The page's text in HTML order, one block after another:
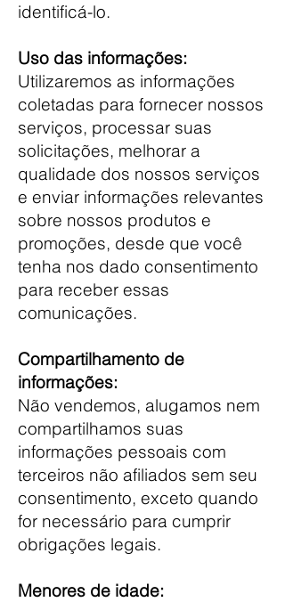
identificá-lo.
Uso das informações:
Utilizaremos as informações
coletadas para fornecer nossos
serviços, processar suas
solicitações, melhorar a
qualidade dos nossos serviços
e enviar informações relevantes
sobre nossos produtos e
promoções, desde que você
tenha nos dado consentimento
para receber essas
comunicações.
Compartilhamento de
informações:
Não vendemos, alugamos nem
compartilhamos suas
informações pessoais com
terceiros não afiliados sem seu
consentimento, exceto quando
for necessário para cumprir
obrigações legais.
Menores de idade: